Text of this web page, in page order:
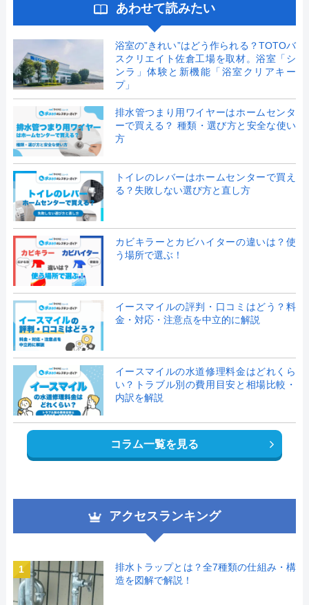
あわせて読みたい
浴室の”きれい”はどう作られる？TOTOバ
スクリエイト佐倉工場を取材。浴室「シ
ンラ」体験と新機能「浴室クリアキー
プ」
排水管つまり用ワイヤーはホームセンタ
ーで買える？ 種類・選び方と安全な使い
方
トイレのレバーはホームセンターで買え
る？失敗しない選び方と直し方
カビキラーとカビハイターの違いは？使
う場所で選ぶ！
イースマイルの評判・口コミはどう？料
金・対応・注意点を中立的に解説
イースマイルの水道修理料金はどれくら
い？トラブル別の費用目安と相場比較・
内訳を解説
コラム一覧を見る
アクセスランキング
1
排水トラップとは？全7種類の仕組み・構
造を図解で解説！